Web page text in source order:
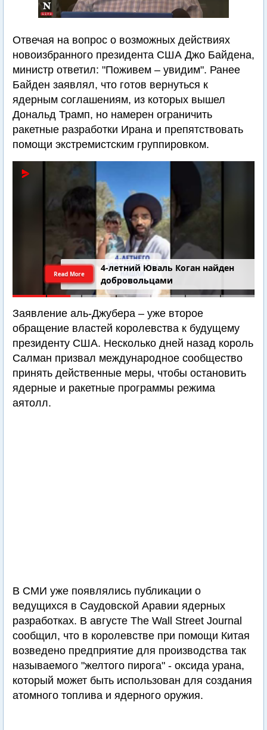
Отвечая на вопрос о возможных действиях
новоизбранного президента США Джо Байдена,
министр ответил: "Поживем – увидим". Ранее
Байден заявлял, что готов вернуться к
ядерным соглашениям, из которых вышел
Дональд Трамп, но намерен ограничить
ракетные разработки Ирана и препятствовать
помощи экстремистским группировком.
4-летний Юваль Коган найден
добровольцами
Read More
Заявление аль-Джубера – уже второе
обращение властей королевства к будущему
президенту США. Несколько дней назад король
Салман призвал международное сообщество
принять действенные меры, чтобы остановить
ядерные и ракетные программы режима
аятолл.
В СМИ уже появлялись публикации о
ведущихся в Саудовской Аравии ядерных
разработках. В августе The Wall Street Journal
сообщил, что в королевстве при помощи Китая
возведено предприятие для производства так
называемого "желтого пирога" - оксида урана,
который может быть использован для создания
атомного топлива и ядерного оружия.